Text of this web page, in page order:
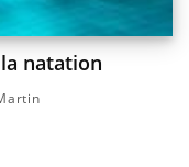
natation